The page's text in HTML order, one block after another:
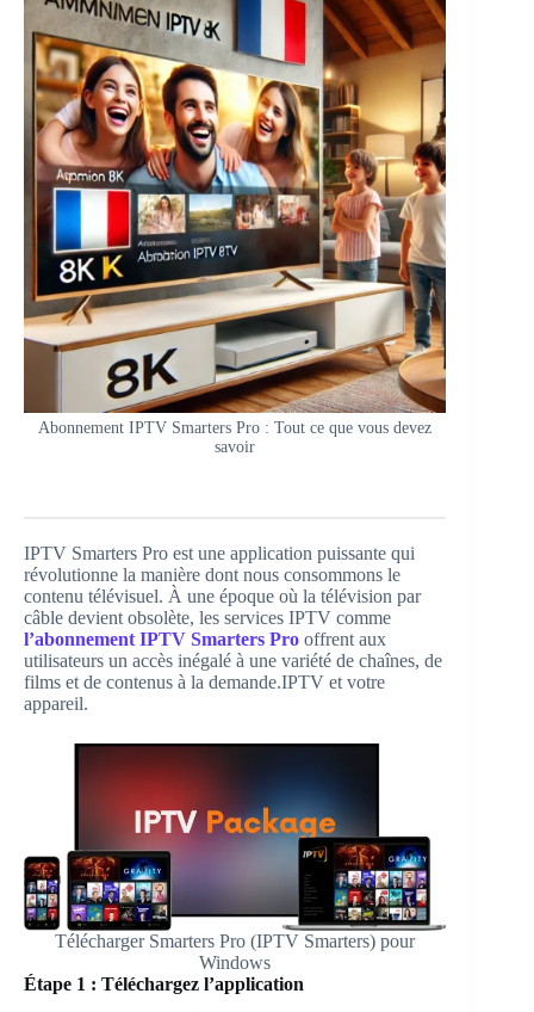
Abonnement IPTV Smarters Pro : Tout ce que vous devez
savoir
IPTV Smarters Pro est une application puissante qui
révolutionne la manière dont nous consommons le
contenu télévisuel. À une époque où la télévision par
câble devient obsolète, les services IPTV comme
l’abonnement IPTV Smarters Pro offrent aux
utilisateurs un accès inégalé à une variété de chaînes, de
films et de contenus à la demande.IPTV et votre
appareil.
Télécharger Smarters Pro (IPTV Smarters) pour
Windows
Étape 1 : Téléchargez l’application